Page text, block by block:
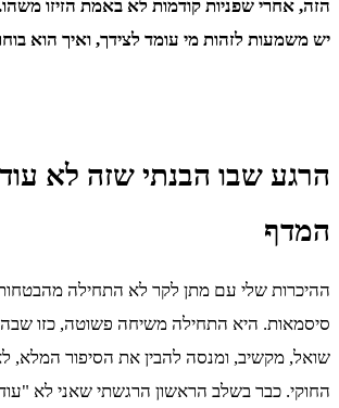
הזה, אחרי שפניות קודמות לא באמת הזיזו
יש משמעות לזהות מי עומד לצידך, ואיך הוא
הרגע שבו הבנתי שזה לא
המדף
ההיכרות שלי עם מתן לקר לא התחילה מהבטחות
סיסמאות. היא התחילה משיחה פשוטה, כזו
שואל, מקשיב, ומנסה להבין את הסיפור המלא,
החוקי. כבר בשלב הראשון הרגשתי שאני לא